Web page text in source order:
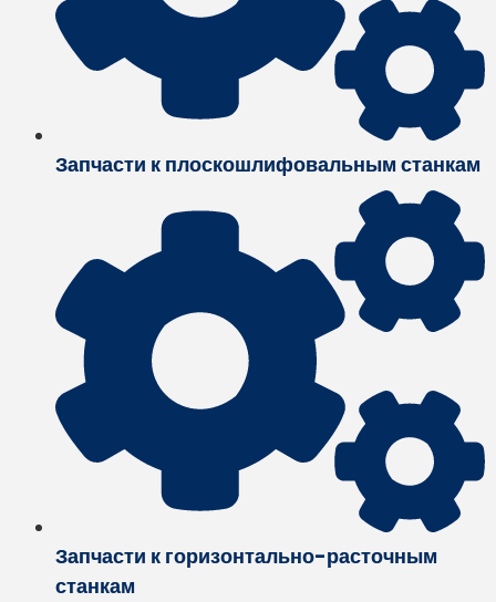
Запчасти к плоскошлифовальным станкам
Запчасти к горизонтально-расточным
станкам